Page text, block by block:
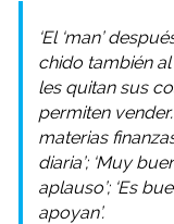
‘El ‘man’
chido también
les quitan sus
permiten
materias
diaria’; ‘Muy
aplauso’; ‘Es
apoyan’.